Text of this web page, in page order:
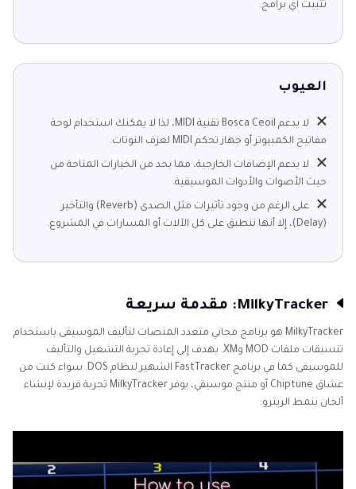
تثبيت أي برامج.
العيوب
لا يدعم Bosca Ceoil تقنية MIDI، لذا لا يمكنك استخدام لوحة
مفاتيح الكمبيوتر أو جهاز تحكم MIDI لعزف النوتات.
لا يدعم الإضافات الخارجية، مما يحد من الخيارات المتاحة من
حيث الأصوات والأدوات الموسيقية.
على الرغم من وجود تأثيرات مثل الصدى (Reverb) والتأخير
(Delay)، إلا أنها تنطبق على كل الآلات أو المسارات في المشروع.
MilkyTracker هو برنامج مجاني متعدد المنصات لتأليف الموسيقى باستخدام
تنسيقات ملفات MOD وXM. يهدف إلى إعادة تجربة التشغيل والتأليف
للموسيقى كما في برنامج FastTracker الشهير لنظام DOS. سواء كنت من
عشاق Chiptune أو منتج موسيقي، يوفر MilkyTracker تجربة فريدة لإنشاء
ألحان بنمط الريترو.